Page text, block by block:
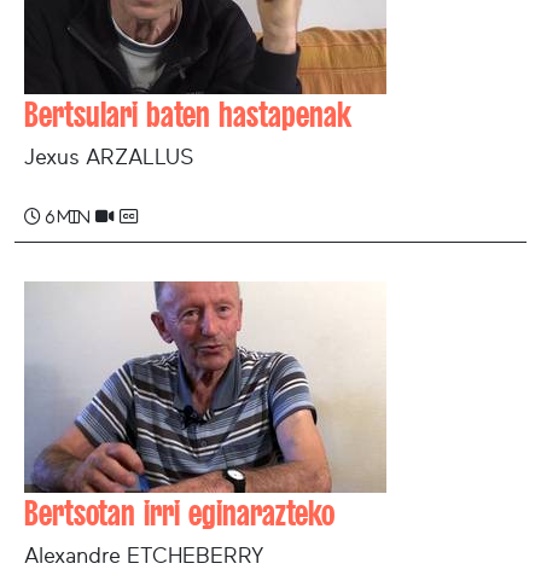
Bertsulari baten hastapenak
Jexus ARZALLUS
6 min
Bertsotan irri eginarazteko
Alexandre ETCHEBERRY